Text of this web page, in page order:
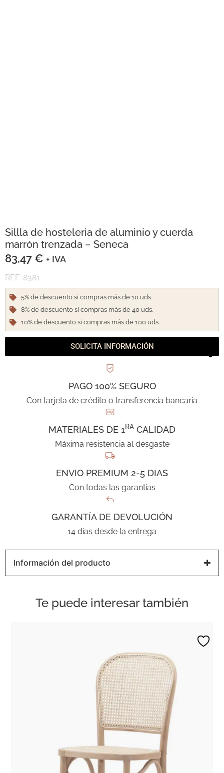
Sillla de hosteleria de aluminio y cuerda
marrón trenzada – Seneca
83,47 € + IVA
REF: 8381
5% de descuento si compras más de 10 uds.
8% de descuento si compras más de 40 uds.
10% de descuento si compras más de 100 uds.
SOLICITA INFORMACIÓN
PAGO 100% SEGURO
Con tarjeta de crédito o transferencia bancaria
MATERIALES DE 1RA CALIDAD
Máxima resistencia al desgaste
ENVIO PREMIUM 2-5 DIAS
Con todas las garantías
GARANTÍA DE DEVOLUCIÓN
14 días desde la entrega
Información del producto
Te puede interesar también